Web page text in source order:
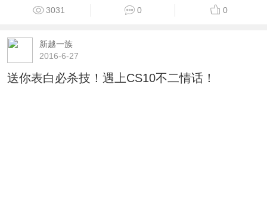
3031 0 0
新越一族
2016-6-27
送你表白必杀技！遇上CS10不二情话！